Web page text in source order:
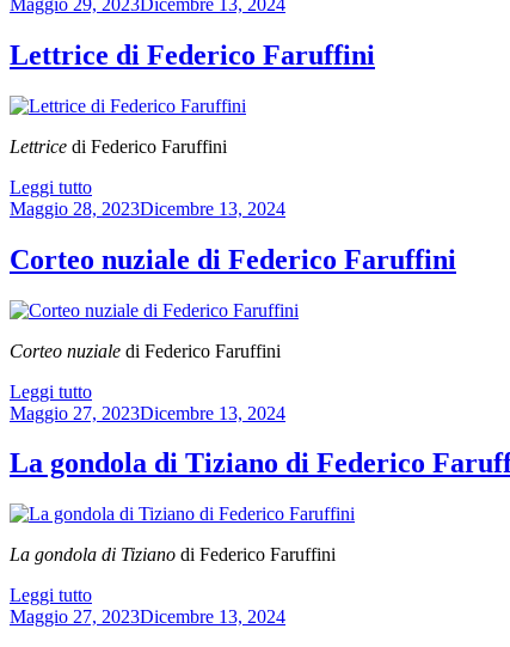
Lettrice di Federico Faruffini
Lettrice di Federico Faruffini
Leggi tutto“Lettrice
di
Faruffini”
Pubblicato
Maggio 28, 2023Dicembre 13, 2024
Corteo nuziale di Federico Faruffini
Corteo nuziale di Federico Faruffini
Leggi tutto“Corteo
nuziale
Federico
Faruffini”
Pubblicato
Maggio 27, 2023Dicembre 13, 2024
La gondola di Tiziano di Federico
La gondola di Tiziano di Federico Faruffini
Leggi tutto“La
gondola
Pubblicato
Maggio 27, 2023Dicembre 13, 2024